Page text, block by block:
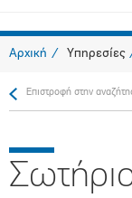
Αρχική Υπηρεσίες
Επιστροφή στην